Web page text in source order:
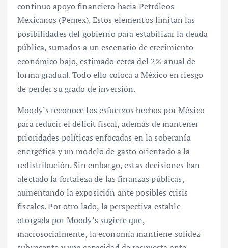
continuo apoyo financiero hacia Petróleos
Mexicanos (Pemex). Estos elementos limitan las
posibilidades del gobierno para estabilizar la deuda
pública, sumados a un escenario de crecimiento
económico bajo, estimado cerca del 2% anual de
forma gradual. Todo ello coloca a México en riesgo
de perder su grado de inversión.
Moody’s reconoce los esfuerzos hechos por México
para reducir el déficit fiscal, además de mantener
prioridades políticas enfocadas en la soberanía
energética y un modelo de gasto orientado a la
redistribución. Sin embargo, estas decisiones han
afectado la fortaleza de las finanzas públicas,
aumentando la exposición ante posibles crisis
fiscales. Por otro lado, la perspectiva estable
otorgada por Moody’s sugiere que,
macrosocialmente, la economía mantiene solidez